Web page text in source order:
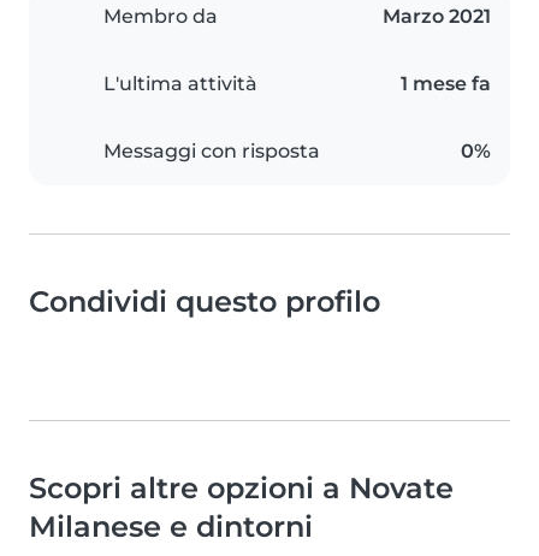
Membro da Marzo 2021
L'ultima attività 1 mese fa
Messaggi con risposta 0%
Condividi questo profilo
Scopri altre opzioni a Novate
Milanese e dintorni